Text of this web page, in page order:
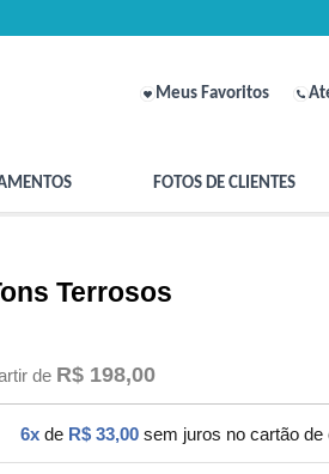
Meus Favoritos
FOTOS DE CLIENTES
Terrosos
de R$ 198,00
6x de R$ 33,00 sem juros no cartão de